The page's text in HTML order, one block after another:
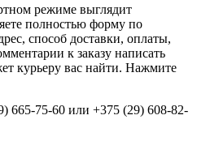
режиме выглядит
полностью форму по
способ доставки, оплаты,
к заказу написать
курьеру вас найти. Нажмите
665-75-60 или +375 (29) 608-82-